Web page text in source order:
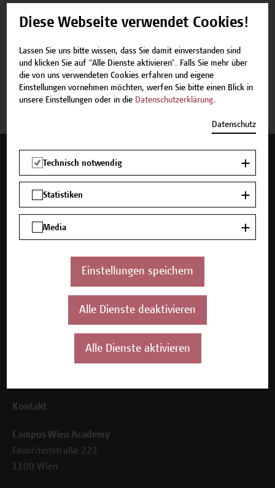
Beschreibung
Termine und Bewerbung
Zurück zum Zertifikatsprogramm
Mehr Infos gewünscht?
Unser Angebot
Seminare und Zertifikatsprogramme
Inhouse-Weiterbildung
Beratungsleistungen
Die Campus Wien Academy
Kontakt
Campus Wien Academy
Favoritenstraße 222
1100 Wien
Diese Webseite verwendet Cookies!
Lassen Sie uns bitte wissen, dass Sie damit einverstanden sind
und klicken Sie auf "Alle Dienste aktivieren". Falls Sie mehr über
die von uns verwendeten Cookies erfahren und eigene
Einstellungen vornehmen möchten, werfen Sie bitte einen Blick in
unsere Einstellungen oder in die Datenschutzerklärung.
Datenschutz
Technisch notwendig
Statistiken
Media
Einstellungen speichern
Alle Dienste deaktivieren
Alle Dienste aktivieren